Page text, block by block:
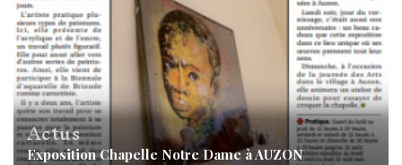
Actus
Exposition Chapelle Notre Dame à AUZON